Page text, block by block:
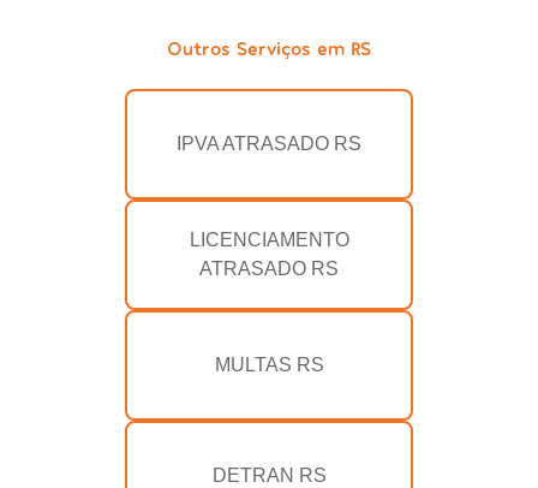
Outros Serviços em RS
IPVA ATRASADO RS
LICENCIAMENTO
ATRASADO RS
MULTAS RS
DETRAN RS